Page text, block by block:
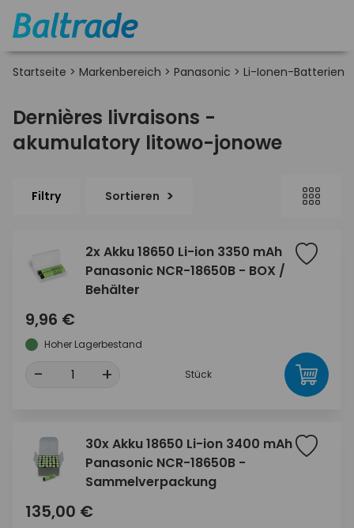
Startseite > Markenbereich > Panasonic > Li-Ionen-Batterien
Dernières livraisons -
akumulatory litowo-jonowe
Filtry Sortieren
2x Akku 18650 Li-ion 3350 mAh
Panasonic NCR-18650B - BOX /
Behälter
9,96 €
Hoher Lagerbestand
- + Stück
30x Akku 18650 Li-ion 3400 mAh
Panasonic NCR-18650B -
Sammelverpackung
135,00 €